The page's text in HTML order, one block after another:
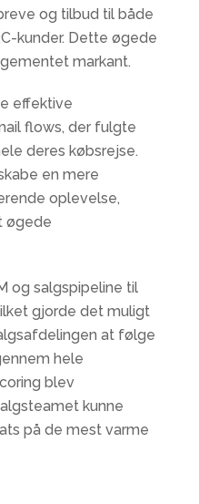
og tilbud til både
kunder. Dette øgede
markant.
effektive
flows, der fulgte
deres købsrejse.
en mere
oplevelse,
øgede
og salgspipeline til
gjorde det muligt
at følge
hele
blev
kunne
på de mest varme